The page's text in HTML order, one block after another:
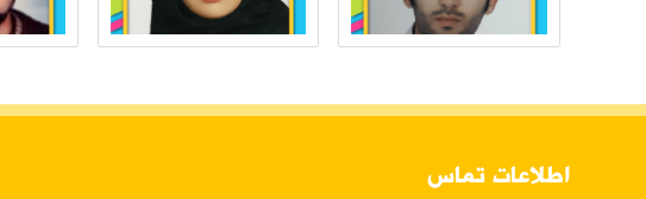
اطلاعات تماس